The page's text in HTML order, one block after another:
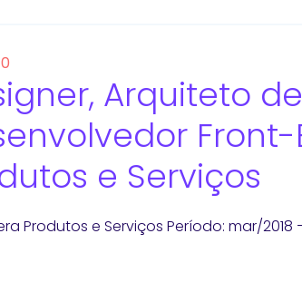
Arquiteto
e Serviços
Produtos e Serviços Período: mar/